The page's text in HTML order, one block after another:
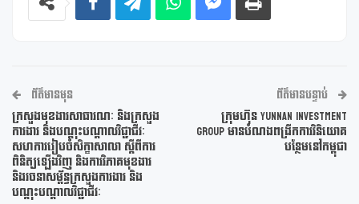
ព័ត៌មានមុន
ក្រសួងមុខងារសាធារណៈ និងក្រសួង
ការងារ និងបណ្តុះបណ្តាលវិជ្ជាជីវៈ
សហការរៀបចំសិក្ខាសាលា ស្តីពីការ
ពិនិត្យឡើងវិញ និងការវិភាគមុខងារ
និងរចនាសម្ព័ន្ធក្រសួងការងារ និង
បណ្តុះបណ្តាលវិជ្ជាជីវៈ
ព័ត៌មានបន្ទាប់
ក្រុមហ៊ុន Yunnan Investment
Group មានបំណងពង្រីកការវិនិយោគ
បន្ថែមនៅកម្ពុជា